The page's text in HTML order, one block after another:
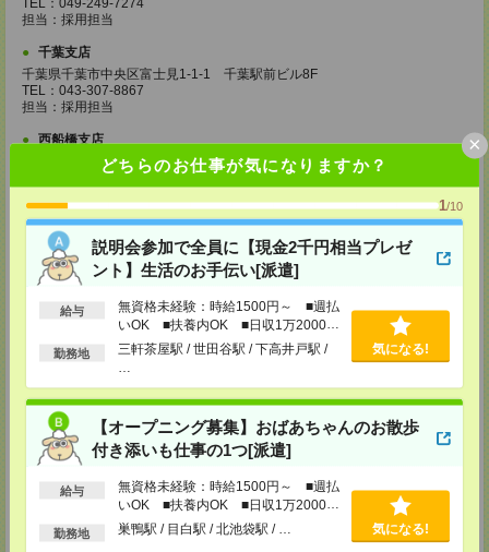
どちらのお仕事が気になりますか？
1/10
説明会参加で全員に【現金2千円相当プレゼ
ント】生活のお手伝い[派遣]
給与
無資格未経験：時給1500円～ ■週払
いOK ■扶養内OK ■日収1万2000円
以上
勤務地
三軒茶屋駅 / 世田谷駅 / 下高井戸駅 /
気になる!
【オープニング募集】おばあちゃんのお散歩
付き添いも仕事の1つ[派遣]
給与
無資格未経験：時給1500円～ ■週払
いOK ■扶養内OK ■日収1万2000円
以上
勤務地 巣鴨駅 / 目白駅 / 北池袋駅 / … 気になる!
×
TEL：049-249-7274
担当：採用担当
千葉支店
千葉県千葉市中央区富士見1-1-1 千葉駅前ビル8F
TEL：043-307-8867
担当：採用担当
西船橋支店
千葉県船橋市印内町594-1 西船橋NSTビル2F
TEL：047-410-0204
松戸支店
千葉県松戸市本町18-4 NBF松戸ビル5F
TEL：047-700-5726
担当：採用担当
成田支店
千葉県成田市花崎816-2 田村ビル2階
TEL：0476-24-8071
柏支店
千葉県柏市柏1-2-38 さくら柏ビル8F
TEL：04-7165-8074
担当：採用担当
津田沼支店
千葉県船橋市前原西2-12-7 津田沼第一生命ビル5F
TEL：047-470-5372
担当：採用担当